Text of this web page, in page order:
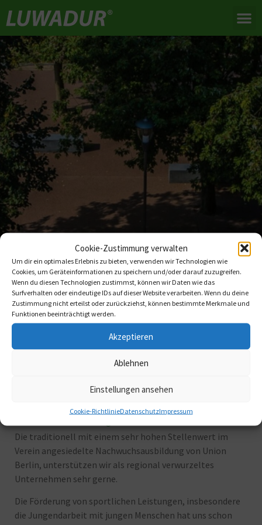
Cookie-Zustimmung verwalten
Um dir ein optimales Erlebnis zu bieten, verwenden wir Technologien wie
Cookies, um Geräteinformationen zu speichern und/oder darauf zuzugreifen.
Wenn du diesen Technologien zustimmst, können wir Daten wie das
Surfverhalten oder eindeutige IDs auf dieser Website verarbeiten. Wenn du deine
Zustimmung nicht erteilst oder zurückziehst, können bestimmte Merkmale und
Funktionen beeinträchtigt werden.
Akzeptieren
Ablehnen
Einstellungen ansehen
Cookie-RichtlinieDatenschutzImpressum
Soziale Projekte
Die traditionell mit einem sehr hohen Stellenwert im
Verein angesiedelte Nachwuchsausbildung von Union
Berlin, unterstützen wir als regional verwurzeltes
Unternehmen sehr gerne.
Die Förderung von sportlichen Leistungen, insbesondere
die Jungendarbeit mit jungen Menschen hat uns schon